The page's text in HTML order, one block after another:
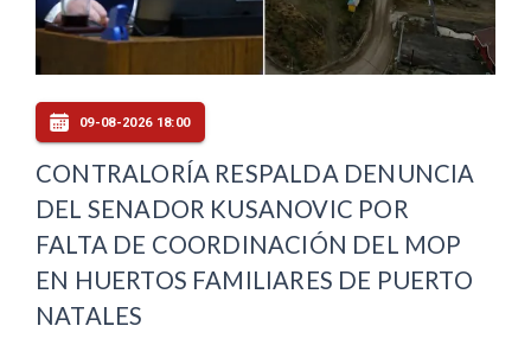
09-08-2026 18:00
CONTRALORÍA RESPALDA DENUNCIA
DEL SENADOR KUSANOVIC POR
FALTA DE COORDINACIÓN DEL MOP
EN HUERTOS FAMILIARES DE PUERTO
NATALES